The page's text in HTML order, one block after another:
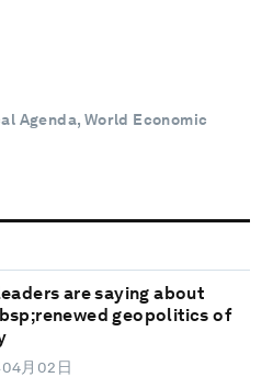
Agenda, World Economic
are saying about
geopolitics of
月02日